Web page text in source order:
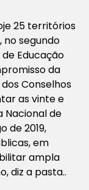
25 territórios
no segundo
Educação
da
Conselhos
as vinte e
Nacional de
de 2019,
em
ampla
diz a pasta..